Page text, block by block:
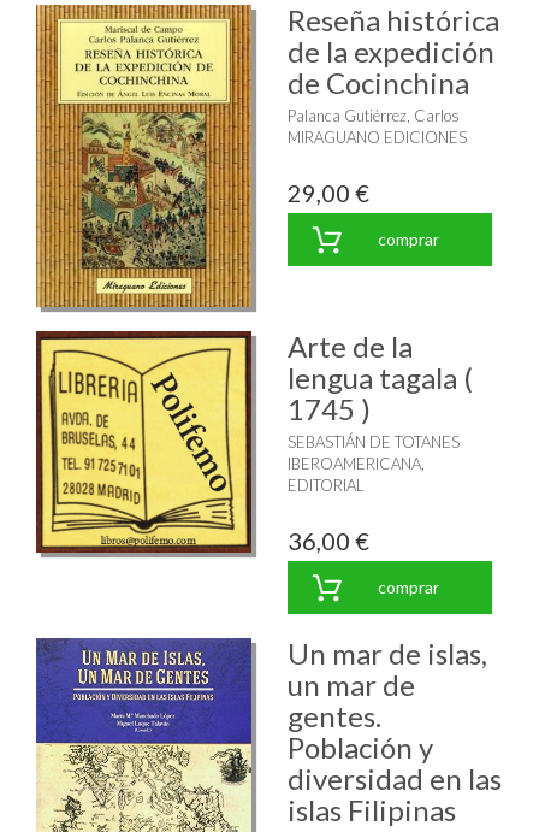
Reseña histórica
de la expedición
de Cocinchina
Palanca Gutiérrez, Carlos
MIRAGUANO EDICIONES
29,00 €
comprar
Arte de la
lengua tagala (
1745 )
SEBASTIÁN DE TOTANES
IBEROAMERICANA,
EDITORIAL
36,00 €
comprar
Un mar de islas,
un mar de
gentes.
Población y
diversidad en las
islas Filipinas